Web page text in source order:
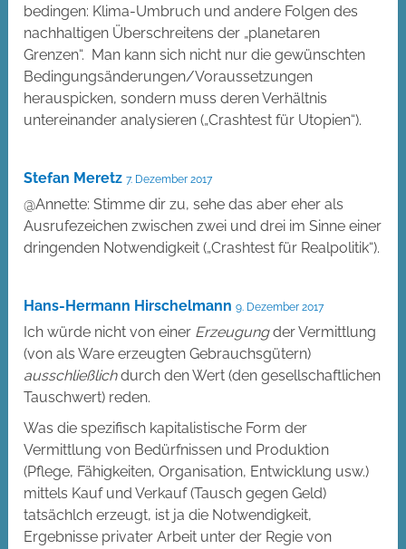
bedingen: Klima-Umbruch und andere Folgen des
nachhaltigen Überschreitens der „planetaren
Grenzen“. Man kann sich nicht nur die gewünschten
Bedingungsänderungen/Voraussetzungen
herauspicken, sondern muss deren Verhältnis
untereinander analysieren („Crashtest für Utopien“).
Stefan Meretz 7. Dezember 2017
@Annette: Stimme dir zu, sehe das aber eher als
Ausrufezeichen zwischen zwei und drei im Sinne einer
dringenden Notwendigkeit („Crashtest für Realpolitik“).
Hans-Hermann Hirschelmann 9. Dezember 2017
Ich würde nicht von einer Erzeugungder Vermittlung
(von als Ware erzeugten Gebrauchsgütern)
ausschließlichdurch den Wert (den gesellschaftlichen
Tauschwert) reden.
Was die spezifisch kapitalistische Form der
Vermittlung von Bedürfnissen und Produktion
(Pflege, Fähigkeiten, Organisation, Entwicklung usw.)
mittels Kauf und Verkauf (Tausch gegen Geld)
tatsächlch erzeugt, ist ja die Notwendigkeit,
Ergebnisse privater Arbeit unter der Regie von